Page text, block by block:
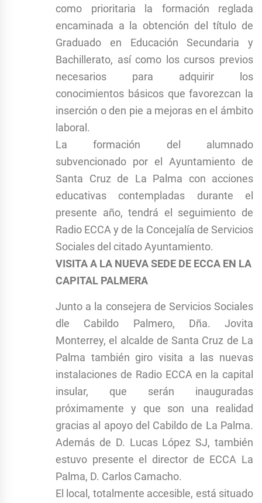
como prioritaria la formación reglada
encaminada a la obtención del título de
Graduado en Educación Secundaria y
Bachillerato, así como los cursos previos
necesarios para adquirir los
conocimientos básicos que favorezcan la
inserción o den pie a mejoras en el ámbito
laboral.
La formación del alumnado
subvencionado por el Ayuntamiento de
Santa Cruz de La Palma con acciones
educativas contempladas durante el
presente año, tendrá el seguimiento de
Radio ECCA y de la Concejalía de Servicios
Sociales del citado Ayuntamiento.
VISITA A LA NUEVA SEDE DE ECCA EN LA
CAPITAL PALMERA
Junto a la consejera de Servicios Sociales
dle Cabildo Palmero, Dña. Jovita
Monterrey, el alcalde de Santa Cruz de La
Palma también giro visita a las nuevas
instalaciones de Radio ECCA en la capital
insular, que serán inauguradas
próximamente y que son una realidad
gracias al apoyo del Cabildo de La Palma.
Además de D. Lucas López SJ, también
estuvo presente el director de ECCA La
Palma, D. Carlos Camacho.
El local, totalmente accesible, está situado